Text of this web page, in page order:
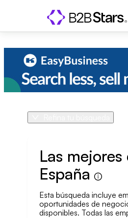
Área geográfica
Tamaño de la empresa
Las
España
Esta búsqueda incluye
oportunidades de
disponibles. Todas las